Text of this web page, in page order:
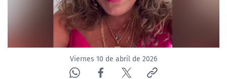
CORPORATIVO Y TRANSPARENCIA
CANAL DE DENUNCIAS
ÁREA DE PROYECTOSViernes 10 de abril de 2026